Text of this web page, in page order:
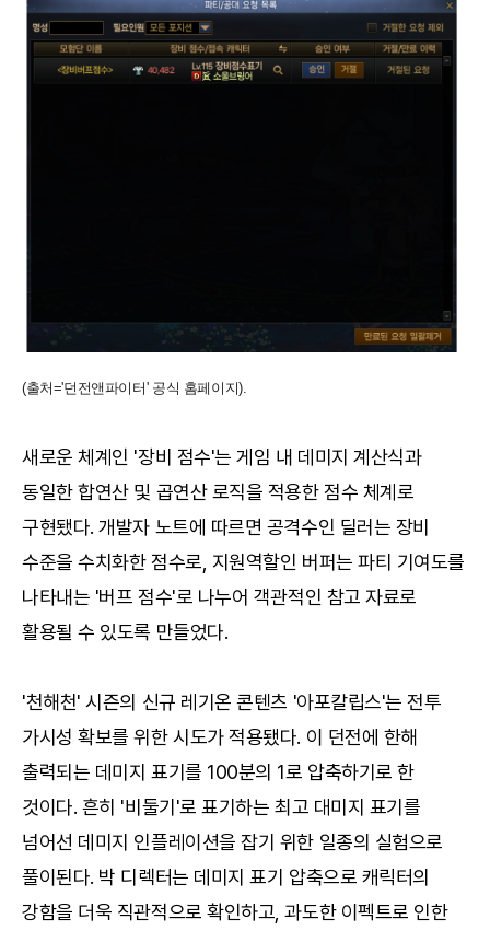
(출처='던전앤파이터' 공식 홈페이지).
새로운 체계인 '장비 점수'는 게임 내 데미지 계산식과
동일한 합연산 및 곱연산 로직을 적용한 점수 체계로
구현됐다. 개발자 노트에 따르면 공격수인 딜러는 장비
수준을 수치화한 점수로, 지원역할인 버퍼는 파티 기여도를
나타내는 '버프 점수'로 나누어 객관적인 참고 자료로
활용될 수 있도록 만들었다.
'천해천' 시즌의 신규 레기온 콘텐츠 '아포칼립스'는 전투
가시성 확보를 위한 시도가 적용됐다. 이 던전에 한해
출력되는 데미지 표기를 100분의 1로 압축하기로 한
것이다. 흔히 '비둘기'로 표기하는 최고 대미지 표기를
넘어선 데미지 인플레이션을 잡기 위한 일종의 실험으로
풀이된다. 박 디렉터는 데미지 표기 압축으로 캐릭터의
강함을 더욱 직관적으로 확인하고, 과도한 이펙트로 인한